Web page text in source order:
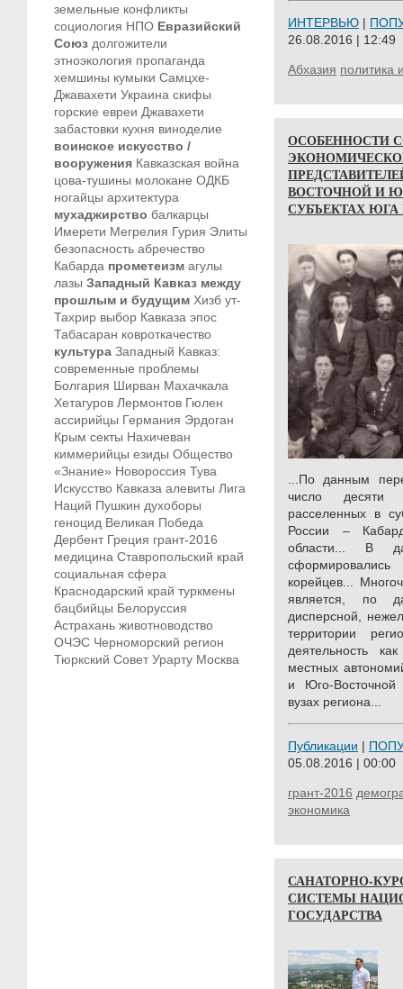
земельные конфликты
социология НПО Евразийский
Союз долгожители
этноэкология пропаганда
хемшины кумыки Самцхе-
Джавахети Украина скифы
горские евреи Джавахети
забастовки кухня виноделие
воинское искусство /
вооружения Кавказская война
цова-тушины молокане ОДКБ
ногайцы архитектура
мухаджирство балкарцы
Имерети Мегрелия Гурия Элиты
безопасность абречество
Кабарда прометеизм агулы
лазы Западный Кавказ между
прошлым и будущим Хизб ут-
Тахрир выбор Кавказа эпос
Табасаран ковроткачество
культура Западный Кавказ:
современные проблемы
Болгария Ширван Махачкала
Хетагуров Лермонтов Гюлен
ассирийцы Германия Эрдоган
Крым секты Нахичеван
киммерийцы езиды Общество
«Знание» Новороссия Тува
Искусство Кавказа алевиты Лига
Наций Пушкин духоборы
геноцид Великая Победа
Дербент Греция грант-2016
медицина Ставропольский край
социальная сфера
Краснодарский край туркмены
бацбийцы Белоруссия
Астрахань животноводство
ОЧЭС Черноморский регион
Тюркский Совет Урарту Москва
ИНТЕРВЬЮ |
26.08.2016 | 12:49
Абхазия политика
ОСОБЕННОСТИ
ВОСТОЧНОЙ И
СУБЪЕКТАХ
...По данным
число десяти
расселенных в
России –
области... В
сформировались
корейцев...
является, по
дисперсной,
территории
деятельность
местных
и Юго-
вузах региона...
Публикации |
05.08.2016 | 00:00
грант-2016
экономика
САНАТОРНО-
СИСТЕМЫ
ГОСУДАРСТВА